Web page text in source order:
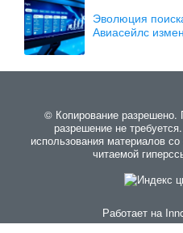
Эволюция
Авиасейлс
© Копирование
разрешение не
использования материалов
читаемой
Работает на